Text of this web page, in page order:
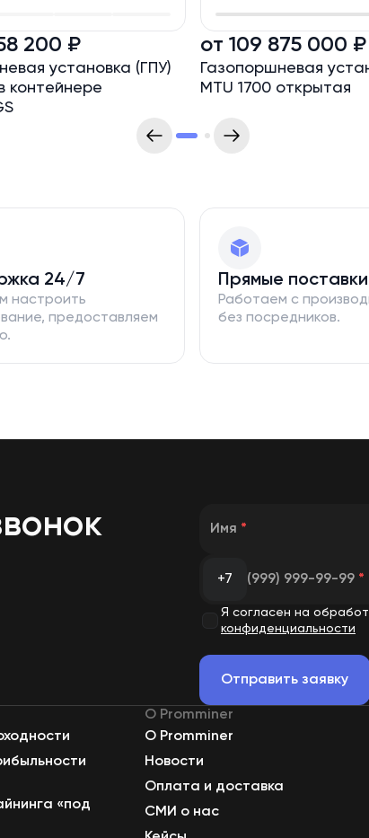
200 ₽
установка (ГПУ)
контейнере
от 109 875 000 ₽
Газопоршневая
MTU 1700 открытая
24/7
настроить
предоставляем
Прямые поставки
Работаем с
без посредников.
Имя *
+7 (999) 999-99-99 *
Я согласен на
конфиденциальности
Отправить заявку
«под
О Promminer
О Promminer
Новости
Оплата и доставка
СМИ о нас